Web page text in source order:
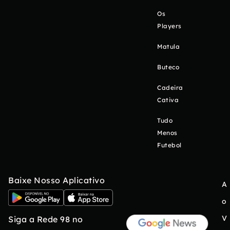
Os
Players
Matula
Buteco
Cadeira
Cativa
Tudo
Menos
Futebol
Baixe Nosso Aplicativo
Siga a Rede 98 no
A
o
V